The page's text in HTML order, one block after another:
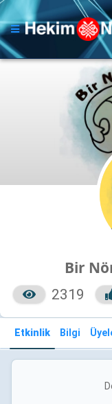
Bir
2319
Etkinlik Bilgi